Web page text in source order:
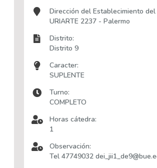
Dirección del Establecimiento del
URIARTE 2237 - Palermo
Distrito:
Distrito 9
Caracter:
SUPLENTE
Turno:
COMPLETO
Horas cátedra:
1
Observación:
Tel 47749032